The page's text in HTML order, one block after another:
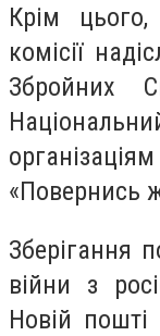
Крім
комісії
Збройних
«Повернись
Зберігання
війни з
Новій